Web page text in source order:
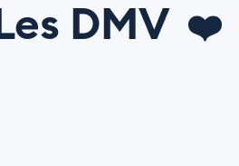
Les DMV ❤️